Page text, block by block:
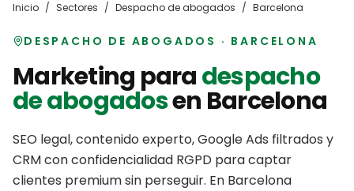
Inicio / Sectores / Despacho de abogados / Barcelona
DESPACHO DE ABOGADOS · BARCELONA
Marketing paradespacho
de abogadosen Barcelona
SEO legal, contenido experto, Google Ads filtrados y
CRM con confidencialidad RGPD para captar
clientes premium sin perseguir. En Barcelona